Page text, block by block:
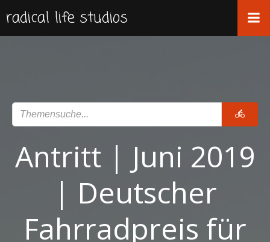
springen
radical life studios
Antritt | Juni 2019
| Deutscher
Fahrradpreis für